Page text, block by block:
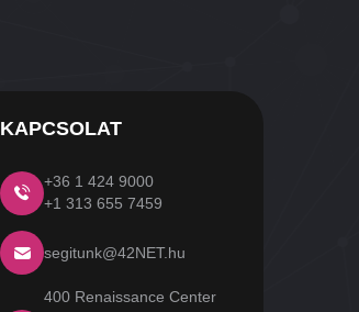
KAPCSOLAT
+36 1 424 9000
+1 313 655 7459
segitunk@42NET.hu
400 Renaissance Center